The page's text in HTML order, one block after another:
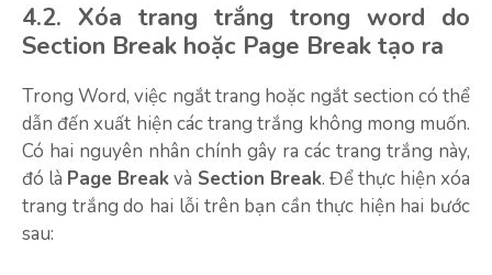
4.2. Xóa trang trắng trong word do
Section Break hoặc Page Break tạo ra
Trong Word, việc ngắt trang hoặc ngắt section có thể
dẫn đến xuất hiện các trang trắng không mong muốn.
Có hai nguyên nhân chính gây ra các trang trắng này,
đó là Page Breakvà Section Break. Để thực hiện xóa
trang trắng do hai lỗi trên bạn cần thực hiện hai bước
sau: